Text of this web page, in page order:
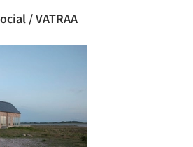
/ VATRAA